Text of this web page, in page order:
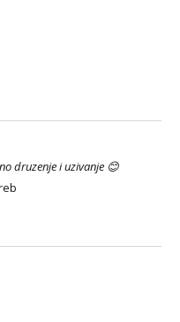
druzenje i uzivanje 😊